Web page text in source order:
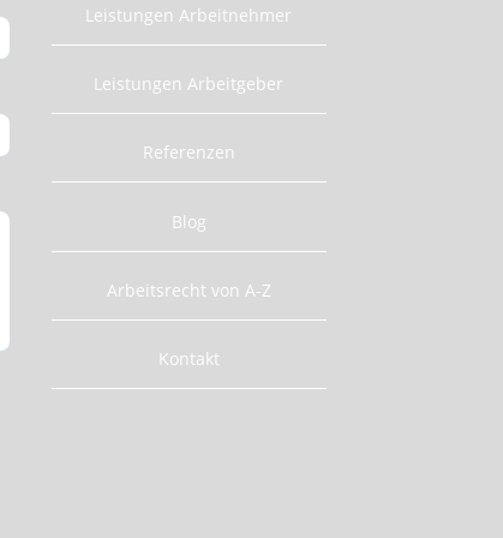
Leistungen Arbeitnehmer
Leistungen Arbeitgeber
Referenzen
Blog
Arbeitsrecht von A-Z
Kontakt